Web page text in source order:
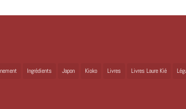
Ingrédients Japon Kioko Livres Livres Laure Kié